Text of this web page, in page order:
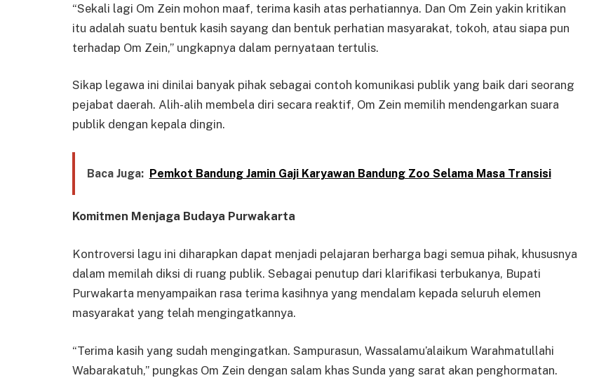
“Sekali lagi Om Zein mohon maaf, terima kasih atas perhatiannya. Dan Om Zein yakin kritikan
itu adalah suatu bentuk kasih sayang dan bentuk perhatian masyarakat, tokoh, atau siapa pun
terhadap Om Zein,” ungkapnya dalam pernyataan tertulis.
Sikap legawa ini dinilai banyak pihak sebagai contoh komunikasi publik yang baik dari seorang
pejabat daerah. Alih-alih membela diri secara reaktif, Om Zein memilih mendengarkan suara
publik dengan kepala dingin.
Baca Juga: Pemkot Bandung Jamin Gaji Karyawan Bandung Zoo Selama Masa Transisi
Komitmen Menjaga Budaya Purwakarta
Kontroversi lagu ini diharapkan dapat menjadi pelajaran berharga bagi semua pihak, khususnya
dalam memilah diksi di ruang publik. Sebagai penutup dari klarifikasi terbukanya, Bupati
Purwakarta menyampaikan rasa terima kasihnya yang mendalam kepada seluruh elemen
masyarakat yang telah mengingatkannya.
“Terima kasih yang sudah mengingatkan. Sampurasun, Wassalamu’alaikum Warahmatullahi
Wabarakatuh,” pungkas Om Zein dengan salam khas Sunda yang sarat akan penghormatan.